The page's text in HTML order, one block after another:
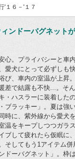
'１６－'１７
ンドーバグネット
心。プライバシーと車
愛犬にとって必ずしも
び、車内の室温が上昇
差で結露も不快...。そ
・ハスラーに装着した
ブラッキー」。夏は強
時に、紫外線から愛犬
温をキープしつつガラ
ブして疲れたら仮眠に
そしてもう1アイテム
ドーバグネット」。枠